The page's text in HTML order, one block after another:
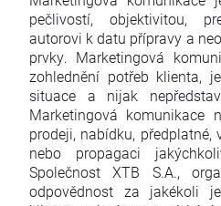
pečlivostí, objektivitou,
autorovi k datu přípravy a
prvky. Marketingová
zohlednění potřeb klienta,
situace a nijak
Marketingová komunikace
prodeji, nabídku, předplatné,
nebo propagaci
Společnost XTB S.A.,
odpovědnost za jakékoli